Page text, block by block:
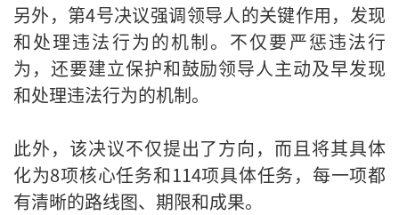
另外，第4号决议强调领导人的关键作用，发现
和处理违法行为的机制。不仅要严惩违法行
为，还要建立保护和鼓励领导人主动及早发现
和处理违法行为的机制。
此外，该决议不仅提出了方向，而且将其具体
化为8项核心任务和114项具体任务，每一项都
有清晰的路线图、期限和成果。